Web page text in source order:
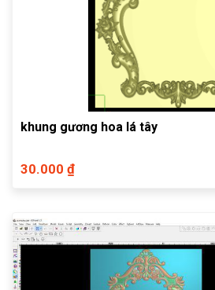
khung gương hoa lá tây
30.000 ₫